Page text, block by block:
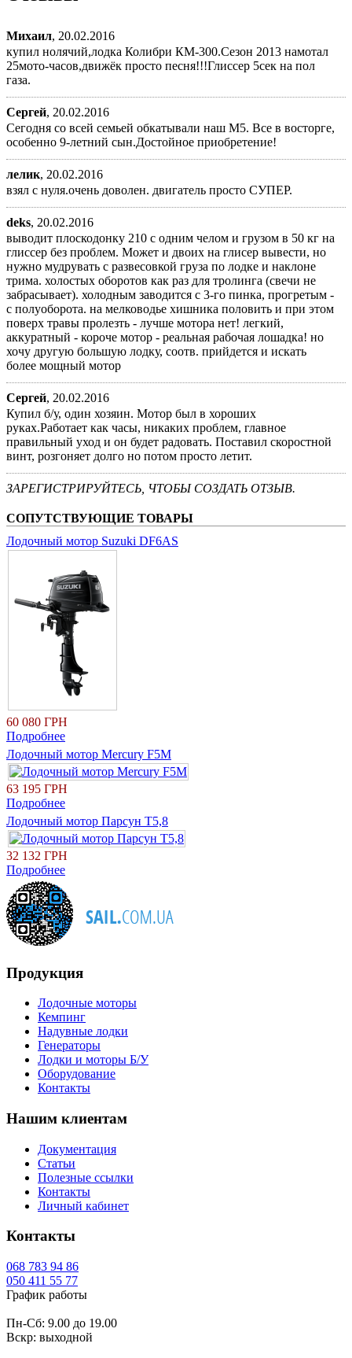
Михаил, 20.02.2016
купил нолячий,лодка Колибри КМ-300.Сезон 2013 намотал
25мото-часов,движёк просто песня!!!Глиссер 5сек на пол
газа.
Сергей, 20.02.2016
Сегодня со всей семьей обкатывали наш М5. Все в восторге,
особенно 9-летний сын.Достойное приобретение!
лелик, 20.02.2016
взял с нуля.очень доволен. двигатель просто СУПЕР.
deks, 20.02.2016
выводит плоскодонку 210 с одним челом и грузом в 50 кг на
глиссер без проблем. Может и двоих на глисер вывести, но
нужно мудрувать с развесовкой груза по лодке и наклоне
трима. холостых оборотов как раз для тролинга (свечи не
забрасывает). холодным заводится с 3-го пинка, прогретым -
с полуоборота. на мелководье хишника половить и при этом
поверх травы пролезть - лучше мотора нет! легкий,
аккуратный - короче мотор - реальная рабочая лошадка! но
хочу другую большую лодку, соотв. прийдется и искать
более мощный мотор
Сергей, 20.02.2016
Купил б/у, один хозяин. Мотор был в хороших
руках.Работает как часы, никаких проблем, главное
правильный уход и он будет радовать. Поставил скоростной
винт, розгоняет долго но потом просто летит.
ЗАРЕГИСТРИРУЙТЕСЬ, ЧТОБЫ СОЗДАТЬ ОТЗЫВ.
СОПУТСТВУЮЩИЕ ТОВАРЫ
Лодочный мотор Suzuki DF6AS
60 080 ГРН
Подробнее
Лодочный мотор Mercury F5M
63 195 ГРН
Подробнее
Лодочный мотор Парсун Т5,8
32 132 ГРН
Подробнее
Продукция
Лодочные моторы
Кемпинг
Надувные лодки
Генераторы
Лодки и моторы Б/У
Оборудование
Контакты
Нашим клиентам
Документация
Статьи
Полезные ссылки
Контакты
Личный кабинет
Контакты
068 783 94 86
050 411 55 77
График работы
Пн-Сб: 9.00 до 19.00
Вскр: выходной